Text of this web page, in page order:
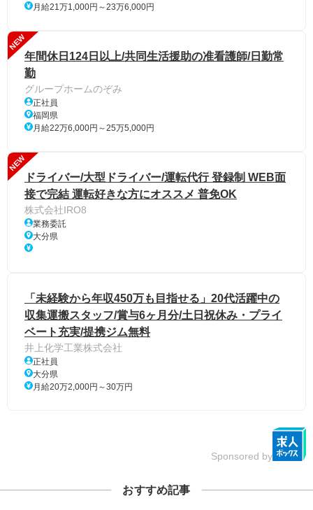
月給21万1,000円～23万6,000円
NEW
年間休日124日以上/共同生活援助の准看護師/日勤常
勤
グループホームのぞみ
正社員
福岡県
月給22万6,000円～25万5,000円
NEW
ドライバー/大型ドライバー/運転代行 登録制 WEB面
接で完結 運転好きな方にオススメ 普免OK
株式会社IRO8
業務委託
大分県
「未経験から年収450万も目指せる」20代活躍中の
収集運搬スタッフ/賞与6ヶ月分/土日祝休み・プライ
ベート充実/提携ジム無料
井上化学工業株式会社
正社員
大分県
月給20万2,000円～30万円
Sponsored by
おすすめ記事